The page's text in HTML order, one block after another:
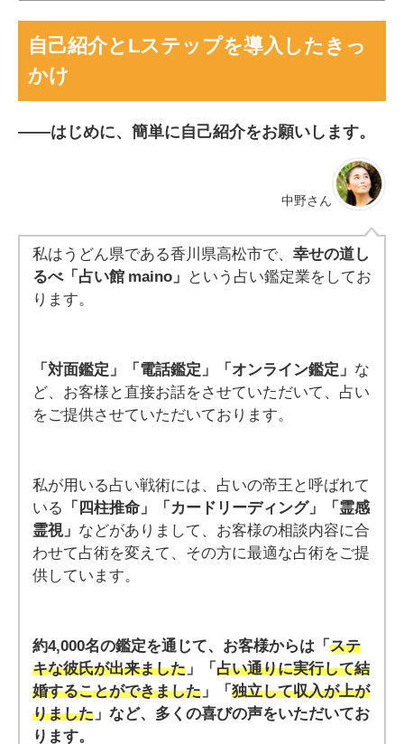
自己紹介とLステップを導入したきっ
かけ
――はじめに、簡単に自己紹介をお願いします。
中野さん
私はうどん県である香川県高松市で、幸せの道し
るべ「占い館 maino」
という占い鑑定業をしてお
ります。
「対面鑑定」「電話鑑定」「オンライン鑑定」 な
ど、お客様と直接お話をさせていただいて、占い
をご提供させていただいております。
私が用いる占い戦術には、占いの帝王と呼ばれて
いる
「四柱推命」「カードリーディング」「霊感
霊視」 などがありまして、お客様の相談内容に合
わせて占術を変えて、その方に最適な占術をご提
供しています。
約4,000名の鑑定を通じて、お客様からは「ステ
キな彼氏が出来ました 」「占い通りに実行して結
婚することができました 」「独立して収入が上が
りました 」など、多くの喜びの声をいただいてお
ります。